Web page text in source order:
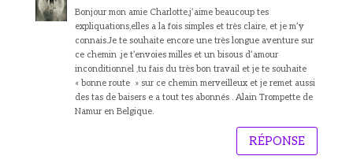
Bonjour mon amie Charlotte,j’aime beaucoup tes
expliquations,elles a la fois simples et très claire, et je m’y
connais.Je te souhaite encore une très longue aventure sur
ce chemin ,je t’envoies milles et un bisous d’amour
inconditionnel ,tu fais du très bon travail et je te souhaite
« bonne route » sur ce chemin merveilleux et je remet aussi
des tas de baisers e a tout tes abonnés . Alain Trompette de
Namur en Belgique.
RÉPONSE